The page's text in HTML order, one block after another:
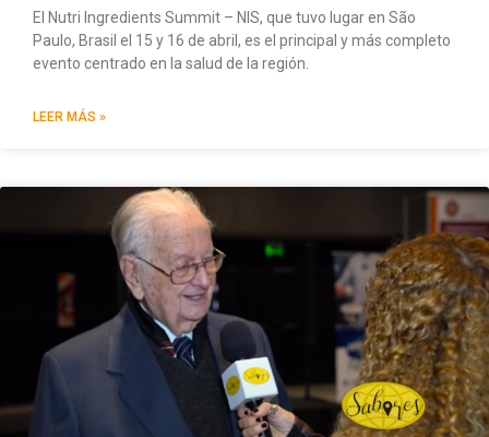
El Nutri Ingredients Summit – NIS, que tuvo lugar en São
Paulo, Brasil el 15 y 16 de abril, es el principal y más completo
evento centrado en la salud de la región.
LEER MÁS »